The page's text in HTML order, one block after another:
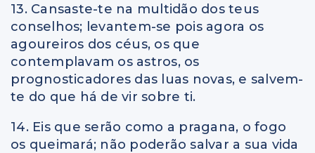
13. Cansaste-te na multidão dos teus
conselhos; levantem-se pois agora os
agoureiros dos céus, os que
contemplavam os astros, os
prognosticadores das luas novas, e salvem-
te do que há de vir sobre ti.
14. Eis que serão como a pragana, o fogo
os queimará; não poderão salvar a sua vida